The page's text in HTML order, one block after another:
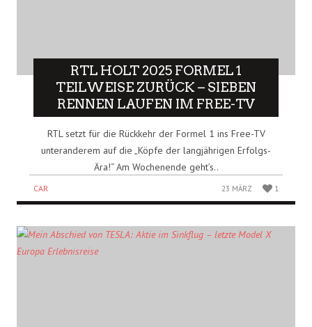
RTL HOLT 2025 FORMEL 1
TEILWEISE ZURÜCK – SIEBEN
RENNEN LAUFEN IM FREE-TV
RTL setzt für die Rückkehr der Formel 1 ins Free-TV
unteranderem auf die „Köpfe der langjährigen Erfolgs-
Ära!“ Am Wochenende geht’s..
CAR 23 MÄRZ 1